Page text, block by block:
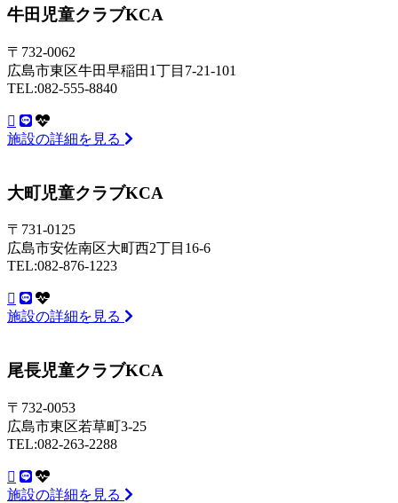
牛田児童クラブKCA
〒732-0062
広島市東区牛田早稲田1丁目7-21-101
TEL:082-555-8840
施設の詳細を見る
大町児童クラブKCA
〒731-0125
広島市安佐南区大町西2丁目16-6
TEL:082-876-1223
施設の詳細を見る
尾長児童クラブKCA
〒732-0053
広島市東区若草町3-25
TEL:082-263-2288
施設の詳細を見る